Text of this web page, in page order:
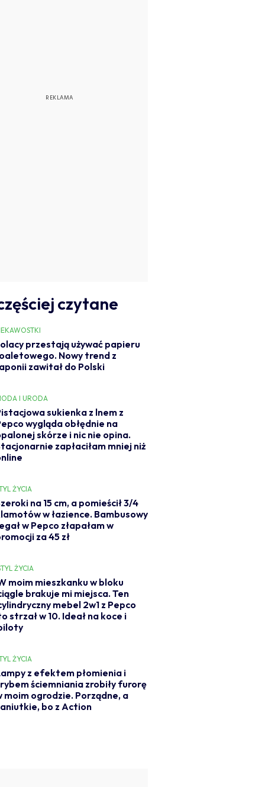
czytane
przestają używać papieru
Nowy trend z
zawitał do Polski
I URODA
sukienka z lnem z
wygląda obłędnie na
skórze i nic nie opina.
zapłaciłam mniej niż
ŻYCIA
na 15 cm, a pomieścił 3/4
w łazience. Bambusowy
w Pepco złapałam w
za 45 zł
ŻYCIA
moim mieszkanku w bloku
brakuje mi miejsca. Ten
mebel 2w1 z Pepco
strzał w 10. Ideał na koce i
ŻYCIA
z efektem płomienia i
ściemniania zrobiły furorę
moim ogrodzie. Porządne, a
bo z Action